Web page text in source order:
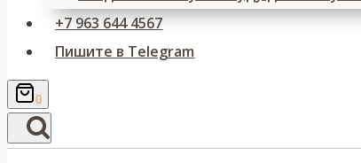
+7 963 644 4567
Пишите в Telegram
0